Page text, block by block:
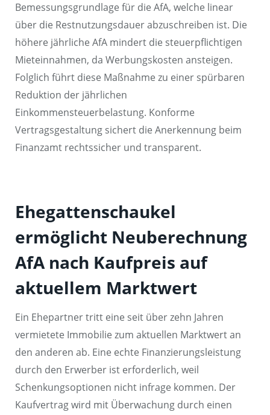
Bemessungsgrundlage für die AfA, welche linear
über die Restnutzungsdauer abzuschreiben ist. Die
höhere jährliche AfA mindert die steuerpflichtigen
Mieteinnahmen, da Werbungskosten ansteigen.
Folglich führt diese Maßnahme zu einer spürbaren
Reduktion der jährlichen
Einkommensteuerbelastung. Konforme
Vertragsgestaltung sichert die Anerkennung beim
Finanzamt rechtssicher und transparent.
Ehegattenschaukel
ermöglicht Neuberechnung
AfA nach Kaufpreis auf
aktuellem Marktwert
Ein Ehepartner tritt eine seit über zehn Jahren
vermietete Immobilie zum aktuellen Marktwert an
den anderen ab. Eine echte Finanzierungsleistung
durch den Erwerber ist erforderlich, weil
Schenkungsoptionen nicht infrage kommen. Der
Kaufvertrag wird mit Überwachung durch einen